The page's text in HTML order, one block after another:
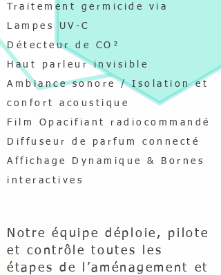
Traitement germicide via
Lampes UV-C
Détecteur de CO²
Haut parleur invisible
Ambiance sonore / Isolation et
confort acoustique
Film Opacifiant radiocommandé
Diffuseur de parfum connecté
Affichage Dynamique & Bornes
interactives
Notre équipe déploie, pilote
et contrôle toutes les
étapes de l’aménagement et